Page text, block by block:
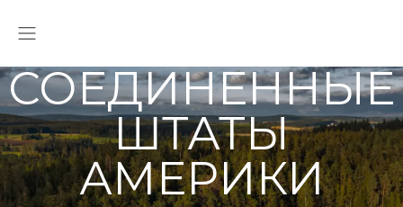
СОЕДИНЕННЫЕ
ШТАТЫ
АМЕРИКИ